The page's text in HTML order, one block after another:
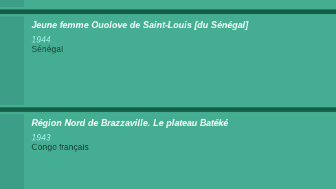
Jeune femme Ouolove de Saint-Louis [du Sénégal]
1944
Sénégal
Région Nord de Brazzaville. Le plateau Batéké
1943
Congo français